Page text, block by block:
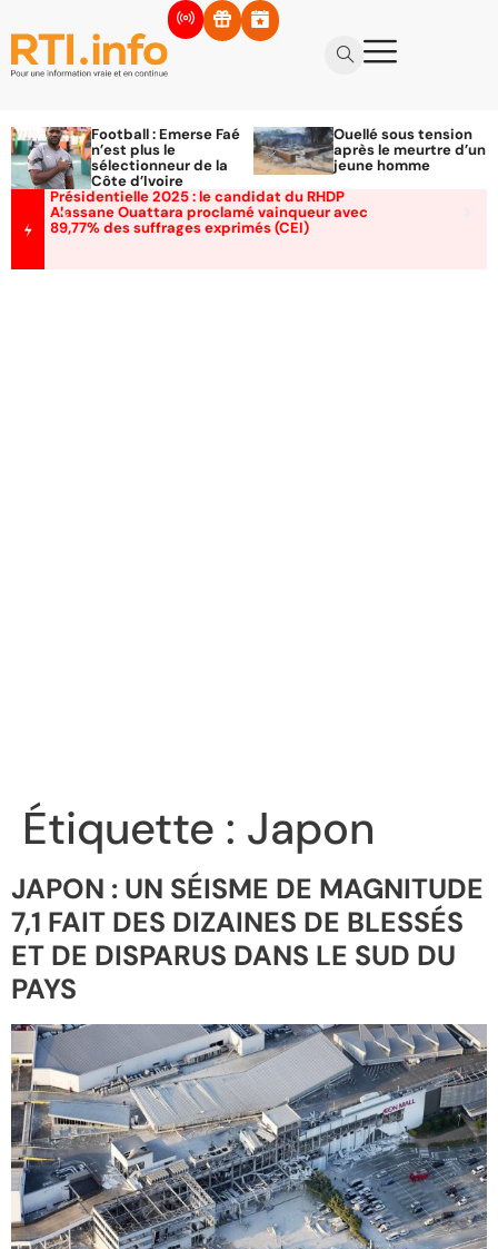
Football : Emerse Faé
n’est plus le
sélectionneur de la
Côte d’Ivoire
Ouellé sous tension
après le meurtre d’un
jeune homme
Présidentielle 2025 : le candidat du RHDP
Alassane Ouattara proclamé vainqueur avec
89,77% des suffrages exprimés (CEI)
Étiquette : Japon
JAPON : UN SÉISME DE MAGNITUDE
7,1 FAIT DES DIZAINES DE BLESSÉS
ET DE DISPARUS DANS LE SUD DU
PAYS